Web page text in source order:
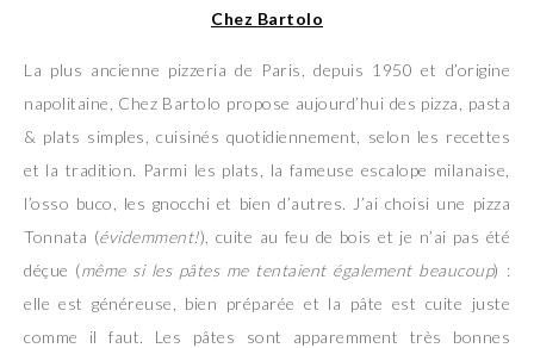
Chez Bartolo
La plus ancienne pizzeria de Paris, depuis 1950 et d’origine
napolitaine, Chez Bartolo propose aujourd’hui des pizza, pasta
& plats simples, cuisinés quotidiennement, selon les recettes
et la tradition. Parmi les plats, la fameuse escalope milanaise,
l’osso buco, les gnocchi et bien d’autres. J’ai choisi une pizza
Tonnata (évidemment!), cuite au feu de bois et je n’ai pas été
déçue (même si les pâtes me tentaient également beaucoup) :
elle est généreuse, bien préparée et la pâte est cuite juste
comme il faut. Les pâtes sont apparemment très bonnes